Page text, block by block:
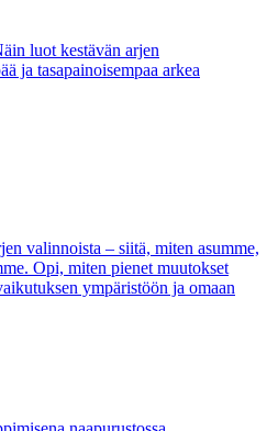
luot kestävän arjen
ja tasapainoisempaa arkea
valinnoista – siitä, miten asumme,
Opi, miten pienet muutokset
ympäristöön ja omaan